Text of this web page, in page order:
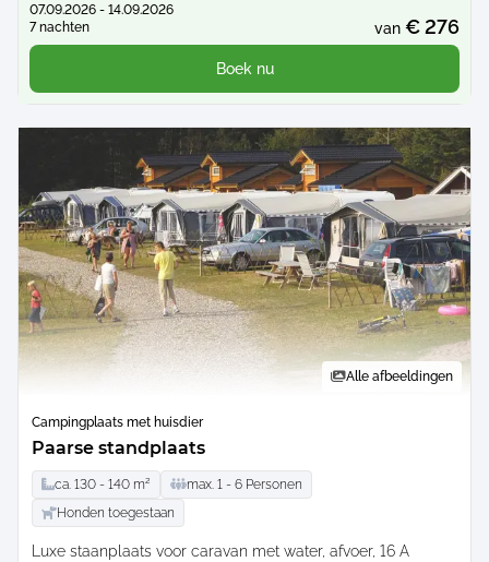
07.09.2026 - 14.09.2026
7 nachten
van € 276
Boek nu
Alle afbeeldingen
Campingplaats met huisdier
Paarse standplaats
ca. 130 - 140 m² max. 1 - 6 Personen
Honden toegestaan
Luxe staanplaats voor caravan met water, afvoer, 16 A